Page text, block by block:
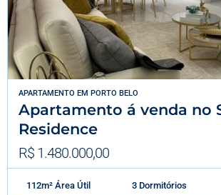
APARTAMENTO EM PORTO BELO
Apartamento á venda no
Residence
R$ 1.480.000,00
112m² Área Útil 3 Dormitórios